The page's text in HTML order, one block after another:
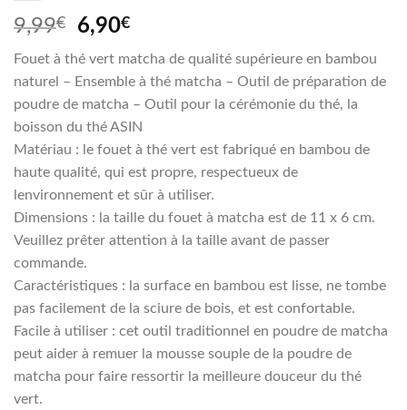
9,99€
Le
initial
était :
9,99€.
6,90€Le
actuel
est :
6,90€.
Fouet à thé vert matcha de qualité supérieure en bambou
naturel – Ensemble à thé matcha – Outil de préparation de
poudre de matcha – Outil pour la cérémonie du thé, la
boisson du thé ASIN
Matériau : le fouet à thé vert est fabriqué en bambou de
haute qualité, qui est propre, respectueux de
lenvironnement et sûr à utiliser.
Dimensions : la taille du fouet à matcha est de 11 x 6 cm.
Veuillez prêter attention à la taille avant de passer
commande.
Caractéristiques : la surface en bambou est lisse, ne tombe
pas facilement de la sciure de bois, et est confortable.
Facile à utiliser : cet outil traditionnel en poudre de matcha
peut aider à remuer la mousse souple de la poudre de
matcha pour faire ressortir la meilleure douceur du thé
vert.